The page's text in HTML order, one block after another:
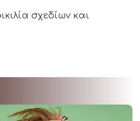
σχεδίων και